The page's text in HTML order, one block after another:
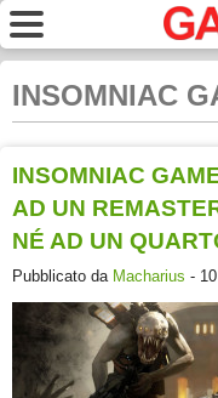
INSOMNIAC
INSOMNIAC
AD UN
NÉ AD UN
Pubblicato da Macharius -